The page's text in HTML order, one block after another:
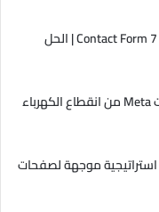
إضافة DayPick لحقول التاريخ والوقت في Contact Form 7 | الحل
عندما تنطفئ الأنوار: كيف تنجو مراكز بيانات Meta من انقطاع الكهرباء
استراتيجية موجهة لصفحات